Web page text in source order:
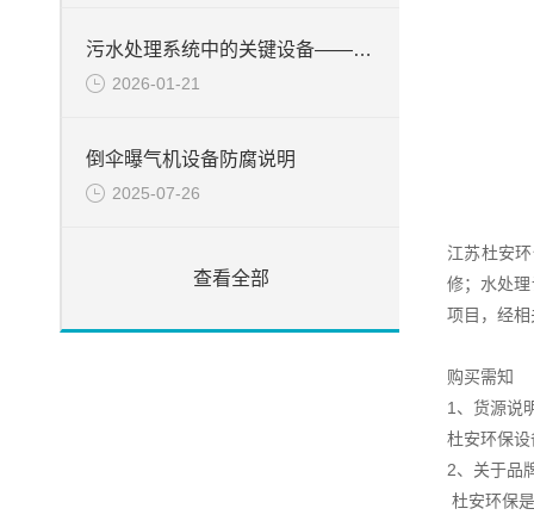
污水处理系统中的关键设备——硝化液回流泵
2026-01-21
倒伞曝气机设备防腐说明
2025-07-26
查看全部
江苏杜安
修；水处
项目，经
购买需知
1、货源说
杜安环保
2、关于品
杜安环保